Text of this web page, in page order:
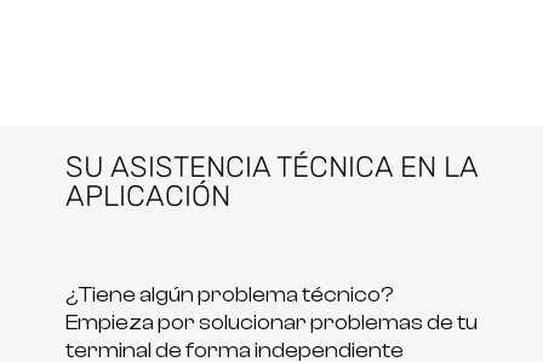
SU ASISTENCIA TÉCNICA EN LA
APLICACIÓN
¿Tiene algún problema técnico?
Empieza por solucionar problemas de tu
terminal de forma independiente